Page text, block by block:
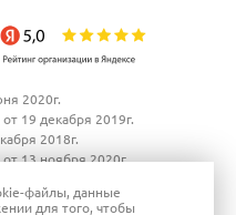
2020г.
19 декабря 2019г.
2018г.
13 ноября 2020г.
защищены.Политика в
файлы, данные
для того, чтобы